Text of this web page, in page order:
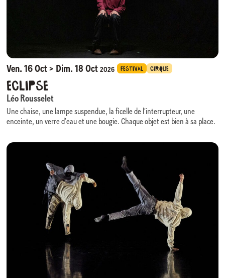
des interstices de liberté. Huit individus que tout sépare y forment une
communauté fragile mais réelle.
questionne les excès du monde tout en rappelant que
l’empathie, à l’heure de la productivité infinie, demeure notre ressource
la plus rare et la plus humaine.
Ven. 16 Oct > Dim. 18 Oct2026 FESTIVAL CIRQUE
Eclipse
Léo Rousselet
Une chaise, une lampe suspendue, la ficelle de l’interrupteur, une
enceinte, un verre d’eau et une bougie. Chaque objet est bien à sa place.
comme dans un film en en noir et blanc.
méticuleux évolue. Tout lui échappe toujours un peu. Sur sa chaise, sous
sa lampe, il attend dans la pénombre. La lumière s’éteint l’espace d’un
instant. Il jongle avec la balle que l’obscurité lui a donnée. Il ignore que la
pénombre va la lui reprendre. Des séquences de manipulations décalées
et transformées par les rythmes et les durées de la lumière.
Dans cet espace où les moyens techniques restent toujours des
éléments de jeu, les logiques de causalité se dissipent peu à peu, la
réalité se complexifie et devient absurde.
La ficelle de l’interrupteur à tirette le titille.
Léo Rousselet
Après l’obtention d’un Master Création Musicale et Sonore en 2015. Léo